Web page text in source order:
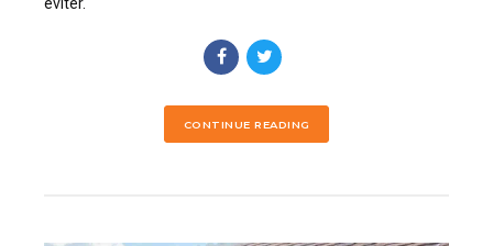
CONTINUE READING